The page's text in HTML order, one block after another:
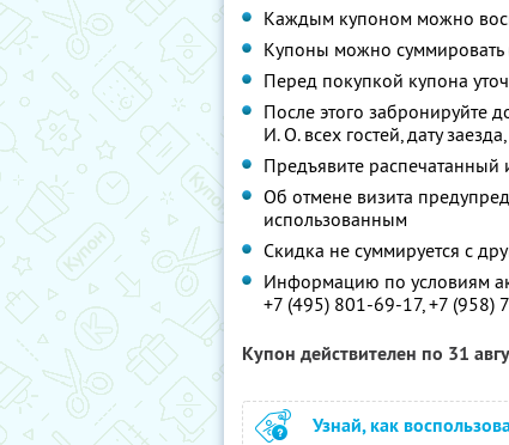
Каждым купоном можно
Купоны можно суммировать
Перед покупкой купона
После этого забронируйте
И. О. всех гостей, дату
Предъявите
Об отмене визита
использованным
Скидка не суммируется с
Информацию по условиям
+7 (495) 801-69-17, +7 (958)
Купон действителен по 31
Узнай, как